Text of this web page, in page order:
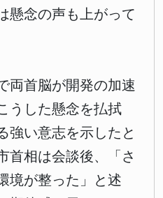
懸念の声も上がって
両首脳が開発の加速
うした懸念を払拭
強い意志を示したと
首相は会談後、「さ
境が整った」と述